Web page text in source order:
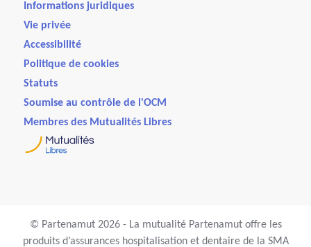
Informations juridiques
Vie privée
Accessibilité
Politique de cookies
Statuts
Soumise au contrôle de l'OCM
Membres des Mutualités Libres
© Partenamut 2026 - La mutualité Partenamut offre les
produits d’assurances hospitalisation et dentaire de la SMA